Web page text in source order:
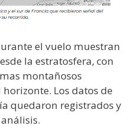
el vuelo muestran
la estratosfera, con
montañosos
Los datos de
quedaron registrados y